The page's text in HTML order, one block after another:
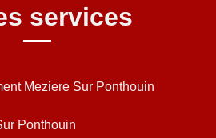
services
Meziere Sur Ponthouin
Ponthouin